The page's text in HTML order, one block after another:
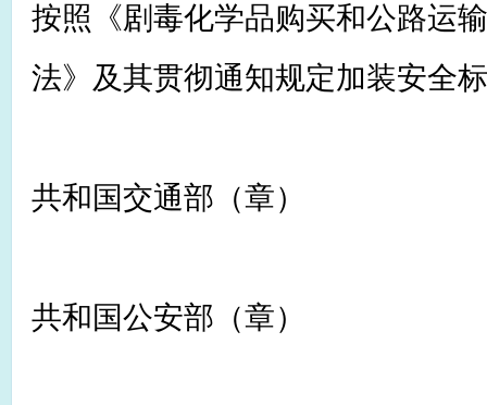
按照《剧毒化学品购买和公路运
法》及其贯彻通知规定加装安全
共和国交通部（章）
共和国公安部（章）